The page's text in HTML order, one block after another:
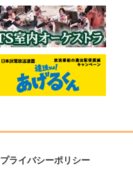
プライバシーポリシー